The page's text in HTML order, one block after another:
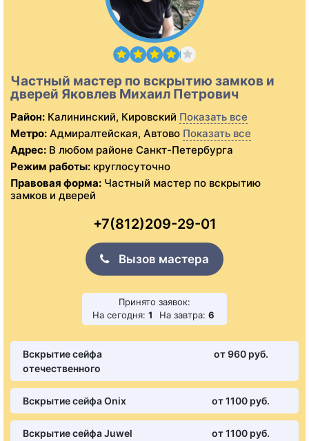
Частный мастер по вскрытию замков и
дверей Яковлев Михаил Петрович
Район: Калининский, Кировский Показать все
Метро: Адмиралтейская, Автово Показать все
Адрес: В любом районе Санкт-Петербурга
Режим работы: круглосуточно
Правовая форма: Частный мастер по вскрытию
замков и дверей
+7(812)209-29-01
Вызов мастера
Принято заявок:
На сегодня: 1 На завтра: 6
Вскрытие сейфа
отечественного
от 960 pуб.
Вскрытие сейфа Onix от 1100 pуб.
Вскрытие сейфа Juwel от 1100 pуб.